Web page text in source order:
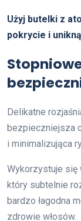
Użyj butelki z
pokrycie i
Delikatne
bezpieczniejsza
i minimalizująca
Wykorzystuje się
który subtelnie
bardzo łagodna
zdrowie włosów.